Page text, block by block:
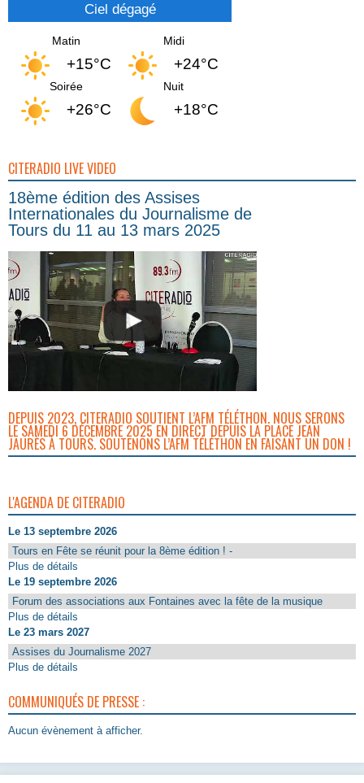
Ciel dégagé
Matin
+15°C
Midi
+24°C
Soirée
+26°C
Nuit
+18°C
CITERADIO LIVE VIDEO
18ème édition des Assises
Internationales du Journalisme de
Tours du 11 au 13 mars 2025
DEPUIS 2023, CITERADIO SOUTIENT L’AFM TÉLÉTHON. NOUS SERONS
LE SAMEDI 6 DÉCEMBRE 2025 EN DIRECT DEPUIS LA PLACE JEAN
JAURÈS À TOURS. SOUTENONS L’AFM TÉLÉTHON EN FAISANT UN DON !
L'AGENDA DE CITERADIO
Le 13 septembre 2026
Tours en Fête se réunit pour la 8ème édition ! -
Plus de détails
Le 19 septembre 2026
Forum des associations aux Fontaines avec la fête de la musique
Plus de détails
Le 23 mars 2027
Assises du Journalisme 2027
Plus de détails
COMMUNIQUÉS DE PRESSE :
Aucun évènement à afficher.